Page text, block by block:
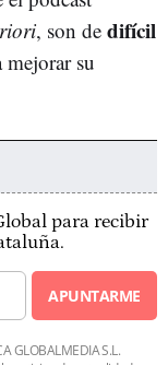
, son de difícil
mejorar su
para recibir
APUNTARME
GLOBALMEDIA S.L.